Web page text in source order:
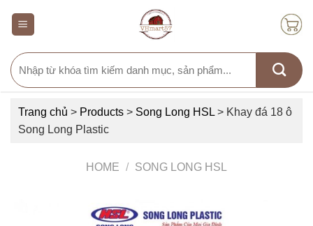
Search
for:
Trang chủ > Products > Song Long HSL > Khay đá 18 ô
Song Long Plastic
HOME / SONG LONG HSL